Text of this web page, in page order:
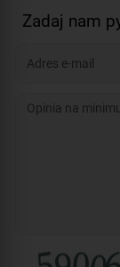
Zadaj nam